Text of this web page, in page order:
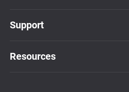
Support
Resources